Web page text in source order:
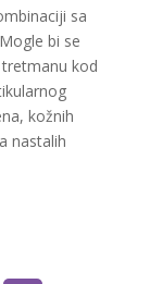
sa
bi se
kod
kožnih
nastalih